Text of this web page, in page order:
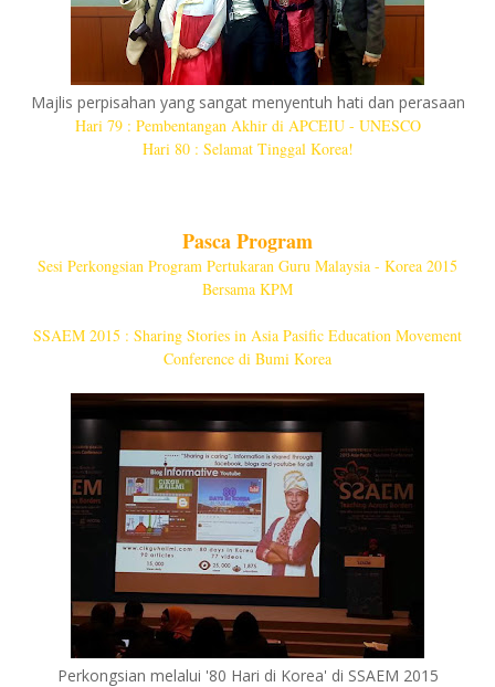
Majlis perpisahan yang sangat menyentuh hati dan perasaan
Hari 79 : Pembentangan Akhir di APCEIU - UNESCO
Hari 80 : Selamat Tinggal Korea!
Pasca Program
Sesi Perkongsian Program Pertukaran Guru Malaysia - Korea 2015
Bersama KPM
SSAEM 2015 : Sharing Stories in Asia Pasific Education Movement
Conference di Bumi Korea
Perkongsian melalui '80 Hari di Korea' di SSAEM 2015